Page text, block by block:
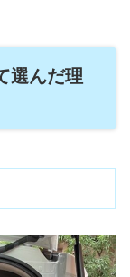
選んだ理